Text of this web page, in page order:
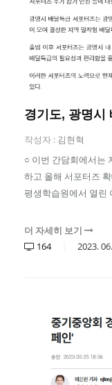
경기도, 광명시
작성자 : 김현혁
○ 이번 간담회에서는
하고 올해 서포터즈
평생학습원에서 열린
더 자세히 보기
164
2023.06.